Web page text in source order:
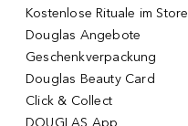
Kostenlose Rituale im Store
Douglas Angebote
Geschenkverpackung
Douglas Beauty Card
Click & Collect
DOUGLAS App